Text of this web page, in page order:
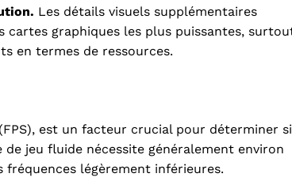
Les détails visuels supplémentaires
graphiques les plus puissantes,
en termes de ressources.
est un facteur crucial pour déterminer si
jeu fluide nécessite généralement environ
fréquences légèrement inférieures.